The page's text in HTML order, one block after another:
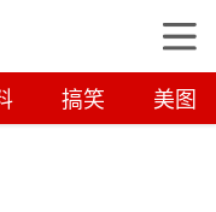
搞笑 美图